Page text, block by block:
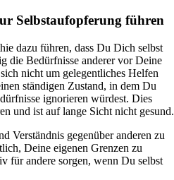
Selbstaufopferung führen
dazu führen, dass Du Dich selbst
die Bedürfnisse anderer vor Deine
nicht um gelegentliches Helfen
ständigen Zustand, in dem Du
ignorieren würdest. Dies
und ist auf lange Sicht nicht gesund.
Verständnis gegenüber anderen zu
Deine eigenen Grenzen zu
für andere sorgen, wenn Du selbst